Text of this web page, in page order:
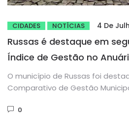
CIDADES NOTÍCIAS 4 De
Russas é destaque em
Índice de Gestão no
O município de Russas foi
Comparativo de Gestão
0